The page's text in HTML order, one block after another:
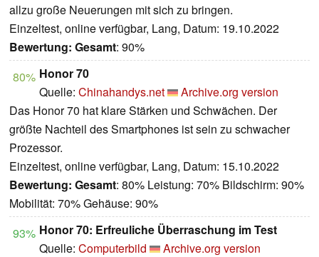
allzu große Neuerungen mit sich zu bringen.
Einzeltest, online verfügbar, Lang, Datum: 19.10.2022
Bewertung: Gesamt: 90%
80% Honor 70
Quelle: Chinahandys.net
Archive.org version
Das Honor 70 hat klare Stärken und Schwächen. Der
größte Nachteil des Smartphones ist sein zu schwacher
Prozessor.
Einzeltest, online verfügbar, Lang, Datum: 15.10.2022
Bewertung: Gesamt: 80% Leistung: 70% Bildschirm: 90%
Mobilität: 70% Gehäuse: 90%
93% Honor 70: Erfreuliche Überraschung im Test
Quelle: Computerbild
Archive.org version